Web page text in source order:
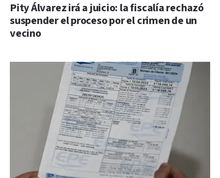
Pity Álvarez irá a juicio: la fiscalía rechazó
suspender el proceso por el crimen de un
vecino